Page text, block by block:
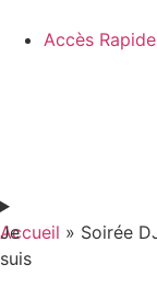
Accès
Je
suis
Accueil » Soirée